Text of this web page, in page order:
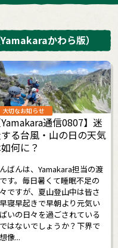
Yamakaraかわら版）
大切なお知らせ
Yamakara通信0807】迷
る台風・山の日の天気
何に？
ばんは、Yamakara担当の渡
す。毎日暑くて睡眠不足の
ですが、夏山登山中は皆さ
寝早起きで早朝より元気い
いの日々を過ごされている
はないでしょうか？下界で
像...